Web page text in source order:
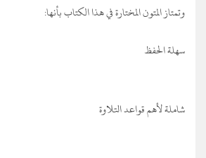
وتمتاز المتون المختارة في هذا الكتاب بأنها:
سهلة الحفظ
شاملة لأهم قواعد التلاوة